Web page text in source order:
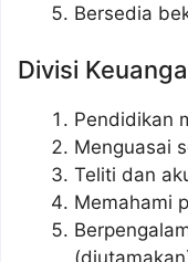
Bersedia
Divisi
Pendidikan
Menguasai
Teliti dan
Memahami